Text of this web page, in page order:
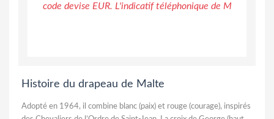
code devise EUR. L'indicatif téléphonique de Malte est
Histoire du drapeau de Malte
Adopté en 1964, il combine blanc (paix) et rouge (courage), inspirés